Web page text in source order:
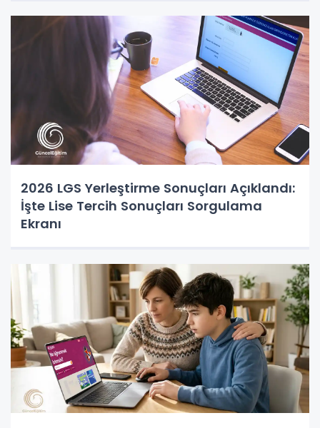
2026 LGS Yerleştirme Sonuçları Açıklandı:
İşte Lise Tercih Sonuçları Sorgulama
Ekranı